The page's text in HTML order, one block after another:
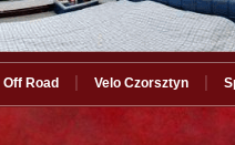
Off Road | Velo Czorsztyn |